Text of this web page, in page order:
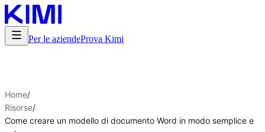
Per le aziendeProva Kimi
Home/
Risorse/
Come creare un modello di documento Word in modo semplice e